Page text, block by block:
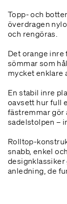
Topp- och
överdragen
och rengöras.
Det orange
sömmar som
mycket enklare
En stabil inre
oavsett hur full
fästremmar gör
sadelstolpen –
Rolltop-
snabb, enkel
designklassiker
anledning, de